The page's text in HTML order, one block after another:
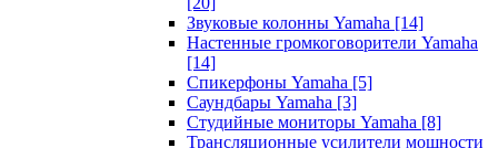
Звуковые колонны Yamaha [14]
Настенные громкоговорители Yamaha
[14]
Спикерфоны Yamaha [5]
Саундбары Yamaha [3]
Студийные мониторы Yamaha [8]
Трансляционные усилители мощности